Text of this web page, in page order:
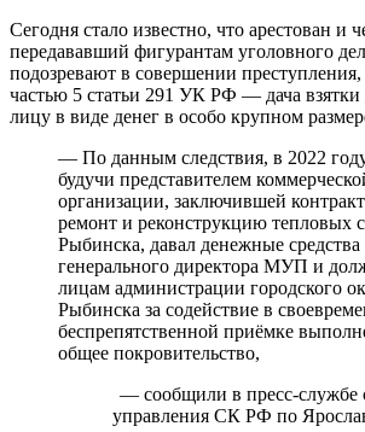
Сегодня стало известно, что арестован и
передававший фигурантам уголовного
подозревают в совершении
частью 5 статьи 291 УК РФ — дача
лицу в виде денег в особо крупном
— По данным следствия, в 2022
будучи представителем
организации, заключившей
ремонт и реконструкцию тепловых
Рыбинска, давал денежные средства
генерального директора МУП и
лицам администрации городского
Рыбинска за содействие в
беспрепятственной приёмке
общее покровительство,
— сообщили в пресс-службе
управления СК РФ по